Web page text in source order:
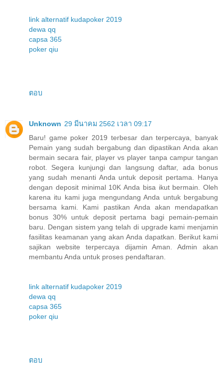
link alternatif kudapoker 2019
dewa qq
capsa 365
poker qiu
ตอบ
Unknown 29 มีนาคม 2562 เวลา 09:17
Baru! game poker 2019 terbesar dan terpercaya, banyak
Pemain yang sudah bergabung dan dipastikan Anda akan
bermain secara fair, player vs player tanpa campur tangan
robot. Segera kunjungi dan langsung daftar, ada bonus
yang sudah menanti Anda untuk deposit pertama. Hanya
dengan deposit minimal 10K Anda bisa ikut bermain. Oleh
karena itu kami juga mengundang Anda untuk bergabung
bersama kami. Kami pastikan Anda akan mendapatkan
bonus 30% untuk deposit pertama bagi pemain-pemain
baru. Dengan sistem yang telah di upgrade kami menjamin
fasilitas keamanan yang akan Anda dapatkan. Berikut kami
sajikan website terpercaya dijamin Aman. Admin akan
membantu Anda untuk proses pendaftaran.
link alternatif kudapoker 2019
dewa qq
capsa 365
poker qiu
ตอบ